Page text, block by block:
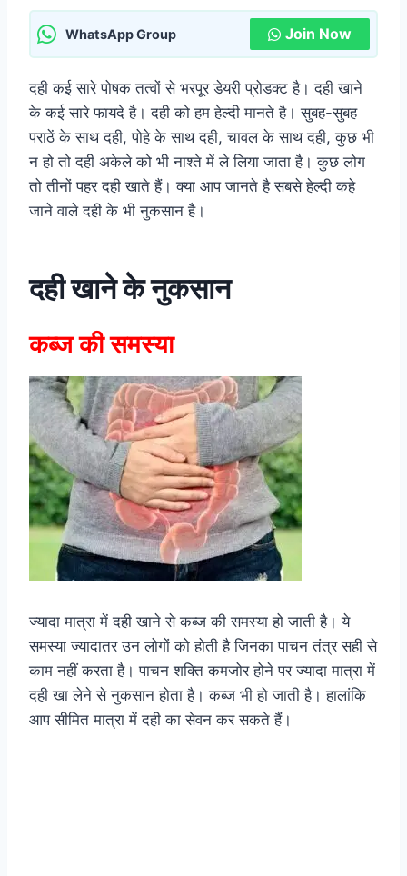
WhatsApp Group Join Now
दही कई सारे पोषक तत्वों से भरपूर डेयरी प्रोडक्ट है। दही खाने
के कई सारे फायदे है। दही को हम हेल्दी मानते है। सुबह-सुबह
पराठें के साथ दही, पोहे के साथ दही, चावल के साथ दही, कुछ भी
न हो तो दही अकेले को भी नाश्ते में ले लिया जाता है। कुछ लोग
तो तीनों पहर दही खाते हैं। क्या आप जानते है सबसे हेल्दी कहे
जाने वाले दही के भी नुकसान है।
दही खाने के नुकसान
कब्ज की समस्या
ज्यादा मात्रा में दही खाने से कब्ज की समस्या हो जाती है। ये
समस्या ज्यादातर उन लोगों को होती है जिनका पाचन तंत्र सही से
काम नहीं करता है। पाचन शक्ति कमजोर होने पर ज्यादा मात्रा में
दही खा लेने से नुकसान होता है। कब्ज भी हो जाती है। हालांकि
आप सीमित मात्रा में दही का सेवन कर सकते हैं।